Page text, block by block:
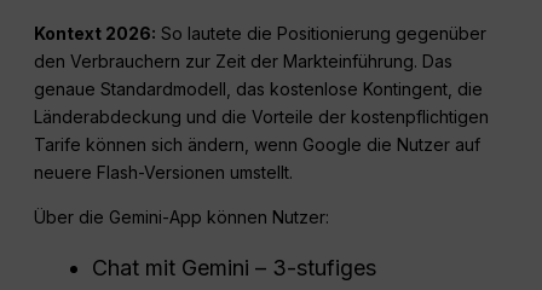
Kontext 2026: So lautete die Positionierung gegenüber
den Verbrauchern zur Zeit der Markteinführung. Das
genaue Standardmodell, das kostenlose Kontingent, die
Länderabdeckung und die Vorteile der kostenpflichtigen
Tarife können sich ändern, wenn Google die Nutzer auf
neuere Flash-Versionen umstellt.
Über die Gemini-App können Nutzer:
Chat mit Gemini – 3-stufiges